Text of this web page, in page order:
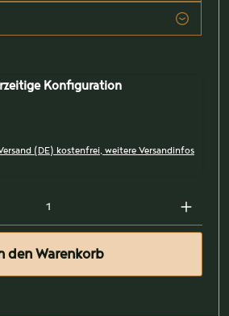
Konfiguration
(DE) kostenfrei, weitere Versandinfos
den Warenkorb